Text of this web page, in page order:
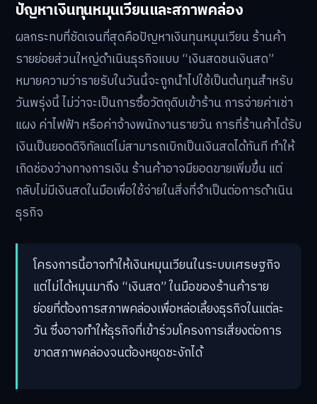
ปัญหาเงินทุนหมุนเวียนและสภาพคล่อง
ผลกระทบที่ชัดเจนที่สุดคือปัญหาเงินทุนหมุนเวียน ร้านค้า
รายย่อยส่วนใหญ่ดำเนินธุรกิจแบบ “เงินสดชนเงินสด”
หมายความว่ารายรับในวันนี้จะถูกนำไปใช้เป็นต้นทุนสำหรับ
วันพรุ่งนี้ ไม่ว่าจะเป็นการซื้อวัตถุดิบเข้าร้าน การจ่ายค่าเช่า
แผง ค่าไฟฟ้า หรือค่าจ้างพนักงานรายวัน การที่ร้านค้าได้รับ
เงินเป็นยอดดิจิทัลแต่ไม่สามารถเบิกเป็นเงินสดได้ทันที ทำให้
เกิดช่องว่างทางการเงิน ร้านค้าอาจมียอดขายเพิ่มขึ้น แต่
กลับไม่มีเงินสดในมือเพื่อใช้จ่ายในสิ่งที่จำเป็นต่อการดำเนิน
ธุรกิจ
โครงการนี้อาจทำให้เงินหมุนเวียนในระบบเศรษฐกิจ
แต่ไม่ได้หมุนมาถึง “เงินสด” ในมือของร้านค้าราย
ย่อยที่ต้องการสภาพคล่องเพื่อหล่อเลี้ยงธุรกิจในแต่ละ
วัน ซึ่งอาจทำให้ธุรกิจที่เข้าร่วมโครงการเสี่ยงต่อการ
ขาดสภาพคล่องจนต้องหยุดชะงักได้